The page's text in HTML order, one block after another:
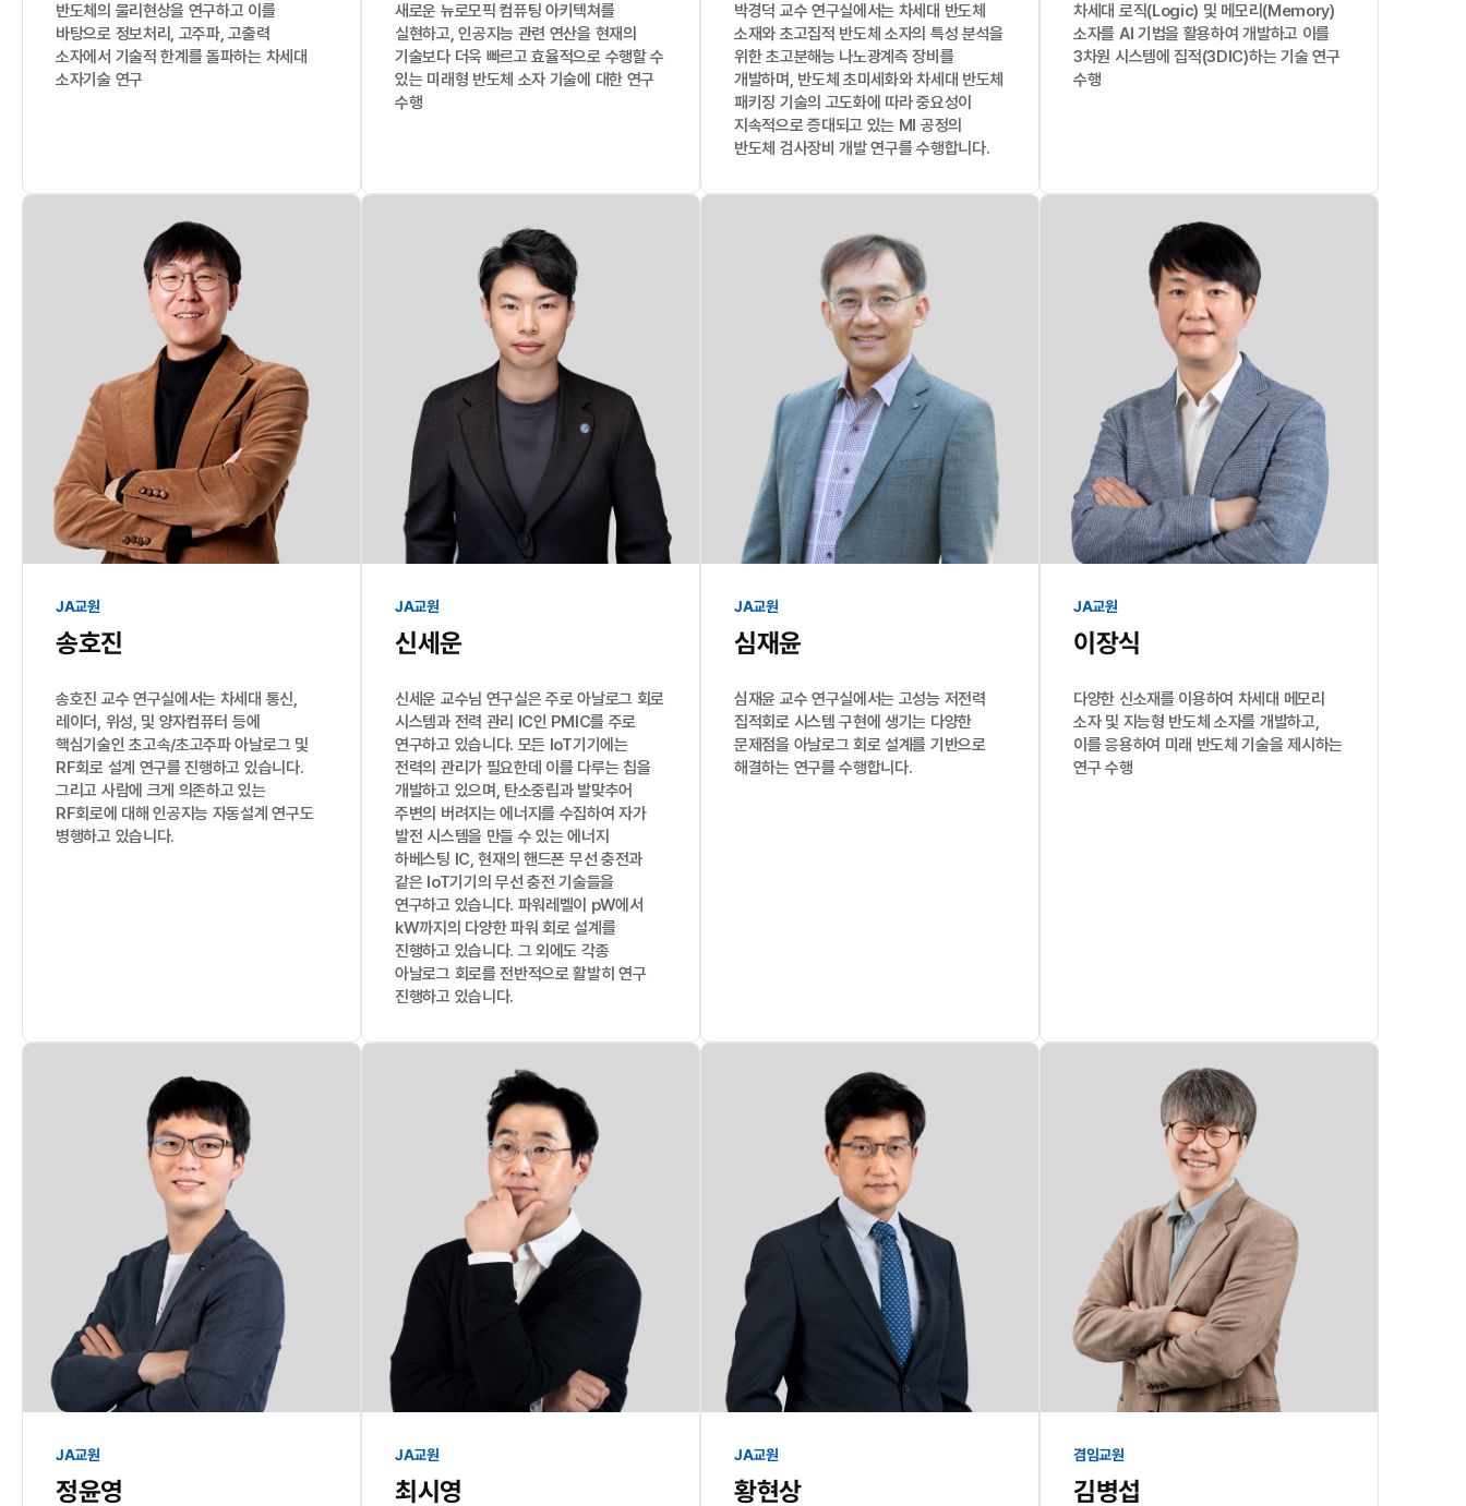
반도체의 물리현상을 연구하고 이를
바탕으로 정보처리, 고주파, 고출력
소자에서 기술적 한계를 돌파하는 차세대
소자기술 연구
새로운 뉴로모픽 컴퓨팅 아키텍쳐를
실현하고, 인공지능 관련 연산을 현재의
기술보다 더욱 빠르고 효율적으로 수행할 수
있는 미래형 반도체 소자 기술에 대한 연구
수행
박경덕 교수 연구실에서는 차세대 반도체
소재와 초고집적 반도체 소자의 특성 분석을
위한 초고분해능 나노광계측 장비를
개발하며, 반도체 초미세화와 차세대 반도체
패키징 기술의 고도화에 따라 중요성이
지속적으로 증대되고 있는 MI 공정의
반도체 검사장비 개발 연구를 수행합니다.
차세대 로직(Logic) 및 메모리(Memory)
소자를 AI 기법을 활용하여 개발하고 이를
3차원 시스템에 집적(3DIC)하는 기술 연구
수행
JA교원
송호진
송호진 교수 연구실에서는 차세대 통신,
레이더, 위성, 및 양자컴퓨터 등에
핵심기술인 초고속/초고주파 아날로그 및
RF회로 설계 연구를 진행하고 있습니다.
그리고 사람에 크게 의존하고 있는
RF회로에 대해 인공지능 자동설계 연구도
병행하고 있습니다.
JA교원
신세운
신세운 교수님 연구실은 주로 아날로그 회로
시스템과 전력 관리 IC인 PMIC를 주로
연구하고 있습니다. 모든 IoT기기에는
전력의 관리가 필요한데 이를 다루는 칩을
개발하고 있으며, 탄소중립과 발맞추어
주변의 버려지는 에너지를 수집하여 자가
발전 시스템을 만들 수 있는 에너지
하베스팅 IC, 현재의 핸드폰 무선 충전과
같은 IoT기기의 무선 충전 기술들을
연구하고 있습니다. 파워레벨이 pW에서
kW까지의 다양한 파워 회로 설계를
진행하고 있습니다. 그 외에도 각종
아날로그 회로를 전반적으로 활발히 연구
진행하고 있습니다.
JA교원
심재윤
심재윤 교수 연구실에서는 고성능 저전력
집적회로 시스템 구현에 생기는 다양한
문제점을 아날로그 회로 설계를 기반으로
해결하는 연구를 수행합니다.
JA교원
이장식
다양한 신소재를 이용하여 차세대 메모리
소자 및 지능형 반도체 소자를 개발하고,
이를 응용하여 미래 반도체 기술을 제시하는
연구 수행
JA교원
정윤영
JA교원
최시영
JA교원
황현상
겸임교원
김병섭